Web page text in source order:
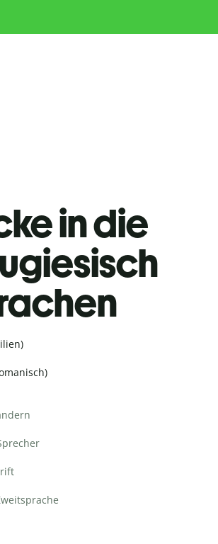
in die